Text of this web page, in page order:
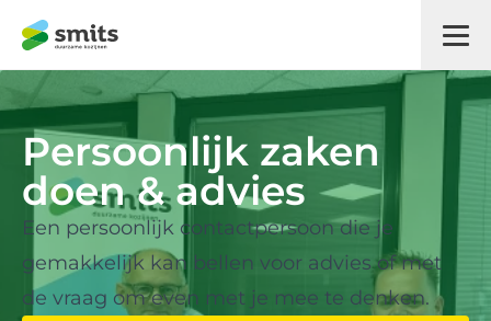
Persoonlijk zaken
doen & advies
Een persoonlijk contactpersoon die je
gemakkelijk kan bellen voor advies of met
de vraag om even met je mee te denken.